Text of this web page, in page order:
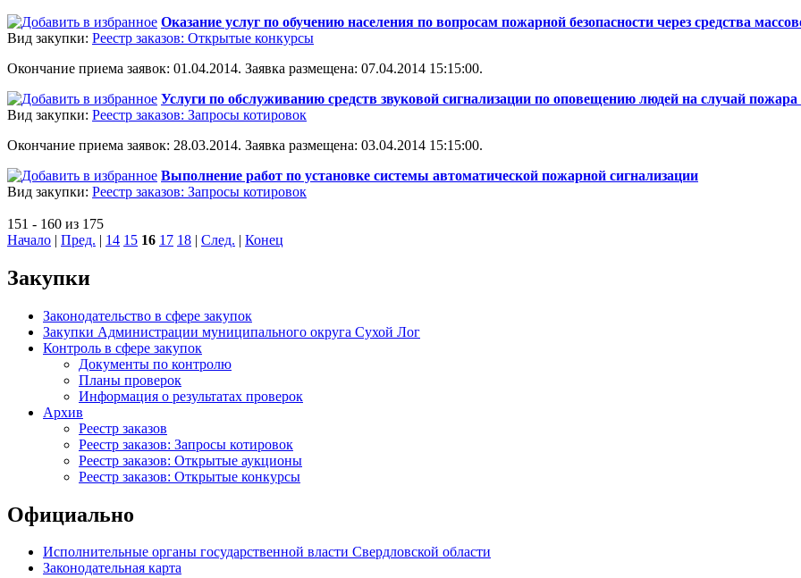
Оказание услуг по обучению населения по вопросам пожарной безопасности через средства
Вид закупки: Реестр заказов: Открытые конкурсы
Окончание приема заявок: 01.04.2014. Заявка размещена: 07.04.2014 15:15:00.
Услуги по обслуживанию средств звуковой сигнализации по оповещению людей на случай
Вид закупки: Реестр заказов: Запросы котировок
Окончание приема заявок: 28.03.2014. Заявка размещена: 03.04.2014 15:15:00.
Выполнение работ по установке системы автоматической пожарной сигнализации
Вид закупки: Реестр заказов: Запросы котировок
151 - 160 из 175
Начало | Пред. | 14 15 16 17 18 | След. | Конец
Закупки
Законодательство в сфере закупок
Закупки Администрации муниципального округа Сухой Лог
Контроль в сфере закупок
Документы по контролю
Планы проверок
Информация о результатах проверок
Архив
Реестр заказов
Реестр заказов: Запросы котировок
Реестр заказов: Открытые аукционы
Реестр заказов: Открытые конкурсы
Официально
Исполнительные органы государственной власти Свердловской области
Законодательная карта